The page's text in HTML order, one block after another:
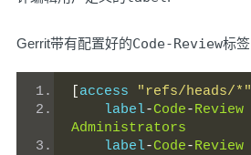
Gerrit带有配置好的Code-Review标签
access "refs/heads/*"
    label
-Code-Review
Administrators
    label
-Code-Review